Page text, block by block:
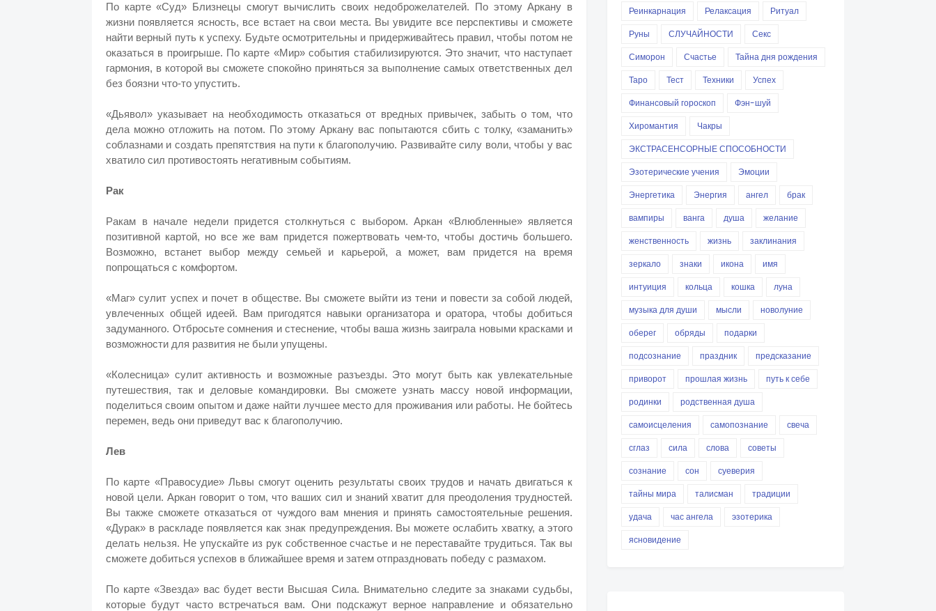
По карте «Суд» Близнецы смогут вычислить своих недоброжелателей. По этому Аркану в
жизни появляется ясность, все встает на свои места. Вы увидите все перспективы и сможете
найти верный путь к успеху. Будьте осмотрительны и придерживайтесь правил, чтобы потом не
оказаться в проигрыше. По карте «Мир» события стабилизируются. Это значит, что наступает
гармония, в которой вы сможете спокойно приняться за выполнение самых ответственных дел
без боязни что-то упустить.
«Дьявол» указывает на необходимость отказаться от вредных привычек, забыть о том, что
дела можно отложить на потом. По этому Аркану вас попытаются сбить с толку, «заманить»
соблазнами и создать препятствия на пути к благополучию. Развивайте силу воли, чтобы у вас
хватило сил противостоять негативным событиям.
Рак
Ракам в начале недели придется столкнуться с выбором. Аркан «Влюбленные» является
позитивной картой, но все же вам придется пожертвовать чем-то, чтобы достичь большего.
Возможно, встанет выбор между семьей и карьерой, а может, вам придется на время
попрощаться с комфортом.
«Маг» сулит успех и почет в обществе. Вы сможете выйти из тени и повести за собой людей,
увлеченных общей идеей. Вам пригодятся навыки организатора и оратора, чтобы добиться
задуманного. Отбросьте сомнения и стеснение, чтобы ваша жизнь заиграла новыми красками и
возможности для развития не были упущены.
«Колесница» сулит активность и возможные разъезды. Это могут быть как увлекательные
путешествия, так и деловые командировки. Вы сможете узнать массу новой информации,
поделиться своим опытом и даже найти лучшее место для проживания или работы. Не бойтесь
перемен, ведь они приведут вас к благополучию.
Лев
По карте «Правосудие» Львы смогут оценить результаты своих трудов и начать двигаться к
новой цели. Аркан говорит о том, что ваших сил и знаний хватит для преодоления трудностей.
Вы также сможете отказаться от чуждого вам мнения и принять самостоятельные решения.
«Дурак» в раскладе появляется как знак предупреждения. Вы можете ослабить хватку, а этого
делать нельзя. Не упускайте из рук собственное счастье и не переставайте трудиться. Так вы
сможете добиться успехов в ближайшее время и затем отпраздновать победу с размахом.
По карте «Звезда» вас будет вести Высшая Сила. Внимательно следите за знаками судьбы,
которые будут часто встречаться вам. Они подскажут верное направление и обязательно
Реинкарнация
Релаксация
Ритуал
Руны
СЛУЧАЙНОСТИ
Секс
Симорон
Счастье
Тайна дня рождения
Таро
Тест Техники
Успех
Финансовый гороскоп
Фэн-шуй
Хиромантия
Чакры
ЭКСТРАСЕНСОРНЫЕ СПОСОБНОСТИ
Эзотерические учения
Эмоции
Энергетика
Энергия ангел
брак
вампиры
ванга душа
желание
женственность
жизнь
заклинания
зеркало
знаки икона
имя
интуиция
кольца кошка
луна
музыка для души
мысли
новолуние
оберег
обряды
подарки
подсознание
праздник
предсказание
приворот
прошлая жизнь
путь к себе
родинки
родственная душа
самоисцеления
самопознание
свеча
сглаз
сила слова
советы
сознание
сон
суеверия
тайны мира
талисман
традиции
удача
час ангела
эзотерика
ясновидение